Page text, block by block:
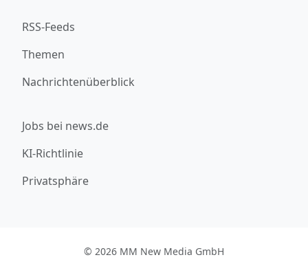
RSS-Feeds
Themen
Nachrichtenüberblick
Jobs bei news.de
KI-Richtlinie
Privatsphäre
© 2026 MM New Media GmbH